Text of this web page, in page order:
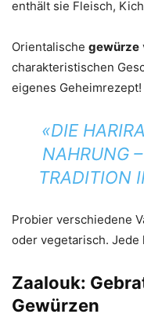
enthält sie Fleisch,
Orientalische gewürze
charakteristischen
eigenes Geheimrezept!
«DIE
NAHRUNG
TRADITION
Probier verschiedene
oder vegetarisch. Jede
Zaalouk:
Gewürzen